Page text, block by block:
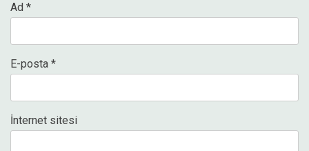
Ad *
E-posta *
İnternet sitesi